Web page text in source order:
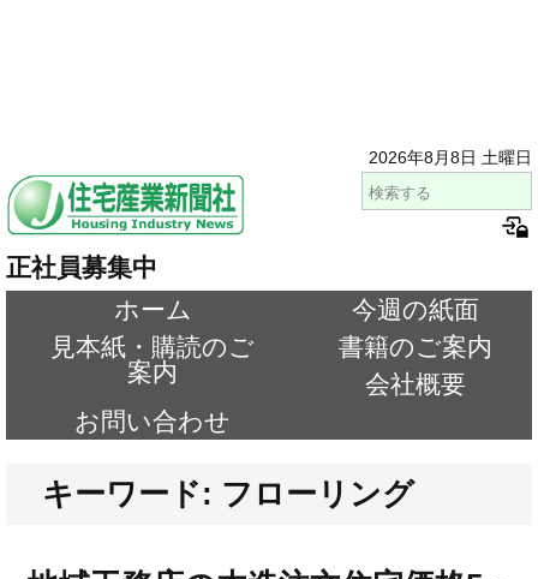
2026年8月8日 土曜日
正社員募集中
ホーム
今週の紙面
見本紙・購読のご
案内
書籍のご案内
会社概要
お問い合わせ
キーワード: フローリング